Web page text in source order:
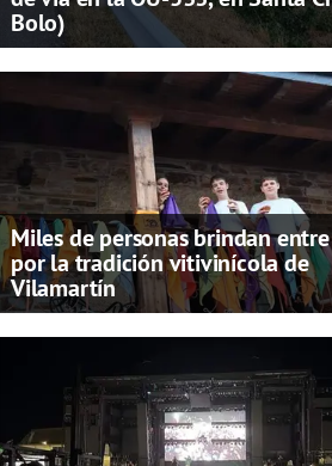
Bolo)
Miles de personas brindan
por la tradición vitivinícola de
Vilamartín